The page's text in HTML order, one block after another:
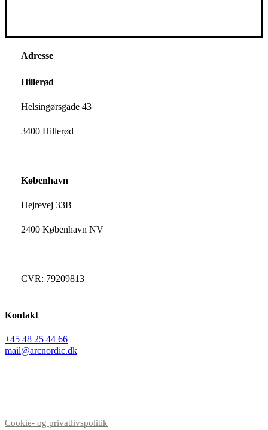
Adresse
Hillerød
Helsingørsgade 43
3400 Hillerød
København
Hejrevej 33B
2400 København NV
CVR: 79209813
Kontakt
+45 48 25 44 66
mail@arcnordic.dk
Cookie- og privatlivspolitik